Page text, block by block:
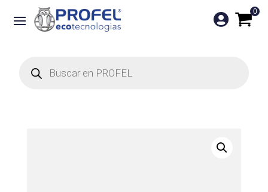
productos
0
